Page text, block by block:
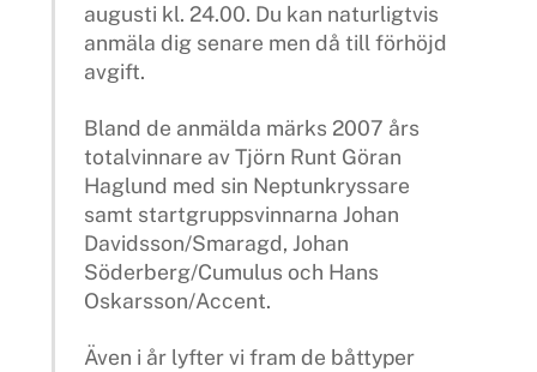
augusti kl. 24.00. Du kan naturligtvis
anmäla dig senare men då till förhöjd
avgift.
Bland de anmälda märks 2007 års
totalvinnare av Tjörn Runt Göran
Haglund med sin Neptunkryssare
samt startgruppsvinnarna Johan
Davidsson/Smaragd, Johan
Söderberg/Cumulus och Hans
Oskarsson/Accent.
Även i år lyfter vi fram de båttyper